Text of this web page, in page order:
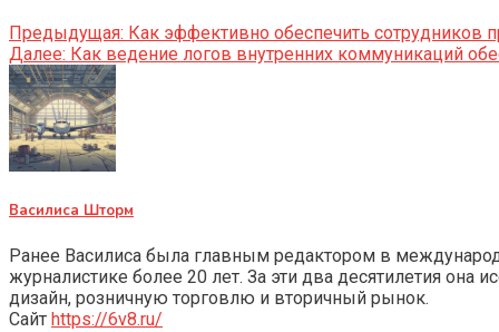
Предыдущая: Как эффективно обеспечить сотрудников
Далее: Как ведение логов внутренних коммуникаций
Василиса Шторм
Ранее Василиса была главным редактором в
журналистике более 20 лет. За эти два десятилетия
дизайн, розничную торговлю и вторичный рынок.
Сайт https://6v8.ru/